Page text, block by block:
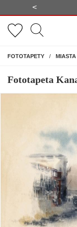
<
FOTOTAPETYNA ŚCIANĘ
MIASTA
Fototapeta